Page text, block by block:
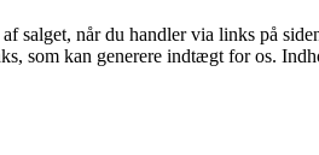
salget, når du handler via links på
som kan generere indtægt for os.